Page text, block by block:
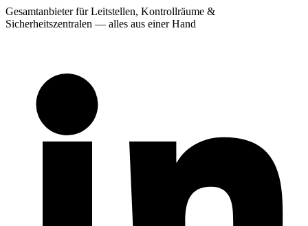
Gesamtanbieter für Leitstellen, Kontrollräume &
Sicherheitszentralen — alles aus einer Hand